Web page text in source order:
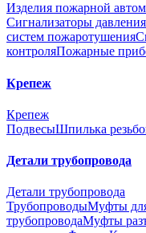
Изделия пожарной
Сигнализаторы давления
систем пожаротушения
контроляПожарные
Крепеж
Крепеж
ПодвесыШпилька
Детали трубопровода
Детали трубопровода
ТрубопроводыМуфты
трубопроводаМуфты